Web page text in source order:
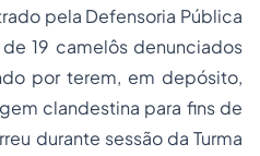
pela Defensoria Pública
19 camelôs denunciados
por terem, em depósito,
clandestina para fins de
durante sessão da Turma